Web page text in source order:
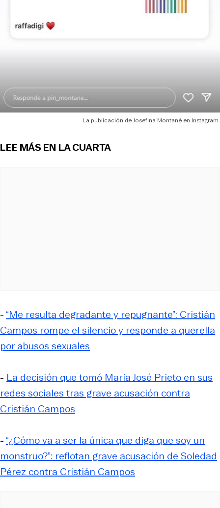
La publicación de Josefina Montané en Instagram.
LEE MÁS EN LA CUARTA
- “Me resulta degradante y repugnante”: Cristián
Campos rompe el silencio y responde a querella
por abusos sexuales
- La decisión que tomó María José Prieto en sus
redes sociales tras grave acusación contra
Cristián Campos
- “¿Cómo va a ser la única que diga que soy un
monstruo?”: reflotan grave acusación de Soledad
Pérez contra Cristián Campos